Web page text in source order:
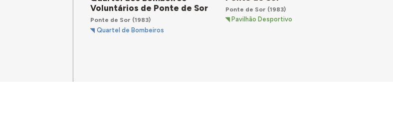
Voluntários de Ponte de Sor
Ponte de Sor (1983)
Quartel de Bombeiros
Ponte de Sor (1983)
Pavilhão Desportivo